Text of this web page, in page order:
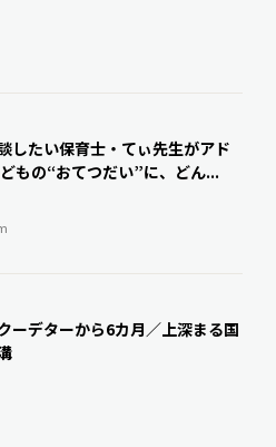
したい保育士・てぃ先生がアド
もの“おてつだい”に、どん...
ーデターから6カ月／上――深まる国